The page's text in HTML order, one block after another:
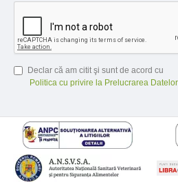
Declar că am citit şi sunt de acord cu
Politica cu privire la Prelucrarea